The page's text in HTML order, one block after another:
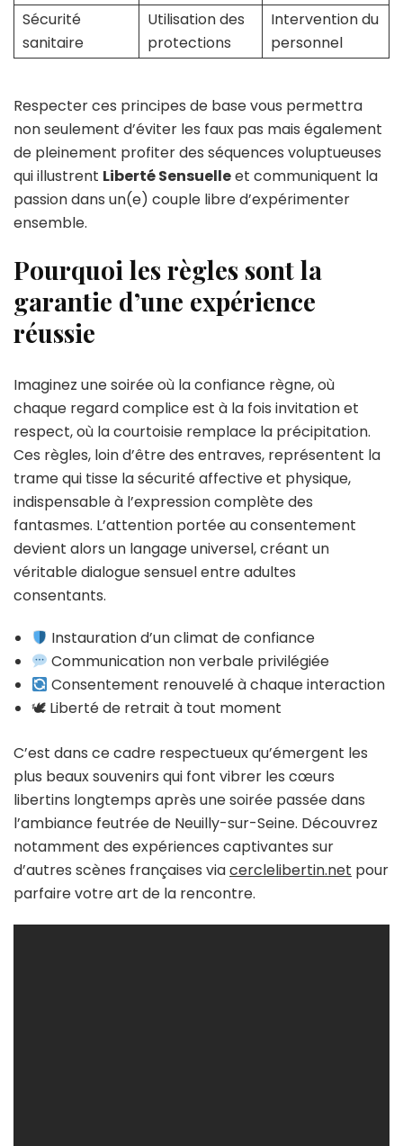
Sécurité
sanitaire
Utilisation des
protections
Intervention du
personnel
Respecter ces principes de base vous permettra
non seulement d’éviter les faux pas mais également
de pleinement profiter des séquences voluptueuses
qui illustrent Liberté Sensuelleet communiquent la
passion dans un(e) couple libre d’expérimenter
ensemble.
Pourquoi les règles sont la
garantie d’une expérience
réussie
Imaginez une soirée où la confiance règne, où
chaque regard complice est à la fois invitation et
respect, où la courtoisie remplace la précipitation.
Ces règles, loin d’être des entraves, représentent la
trame qui tisse la sécurité affective et physique,
indispensable à l’expression complète des
fantasmes. L’attention portée au consentement
devient alors un langage universel, créant un
véritable dialogue sensuel entre adultes
consentants.
Instauration d’un climat de confiance
Communication non verbale privilégiée
Consentement renouvelé à chaque interaction
🕊 Liberté de retrait à tout moment
C’est dans ce cadre respectueux qu’émergent les
plus beaux souvenirs qui font vibrer les cœurs
libertins longtemps après une soirée passée dans
l’ambiance feutrée de Neuilly-sur-Seine. Découvrez
notamment des expériences captivantes sur
d’autres scènes françaises viacerclelibertin.net pour
parfaire votre art de la rencontre.